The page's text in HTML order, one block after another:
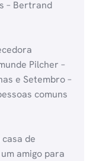
– Bertrand
Pilcher –
e Setembro –
comuns
de
amigo para